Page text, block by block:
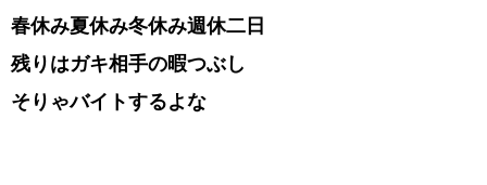
春休み夏休み冬休み週休二日
残りはガキ相手の暇つぶし
そりゃバイトするよな